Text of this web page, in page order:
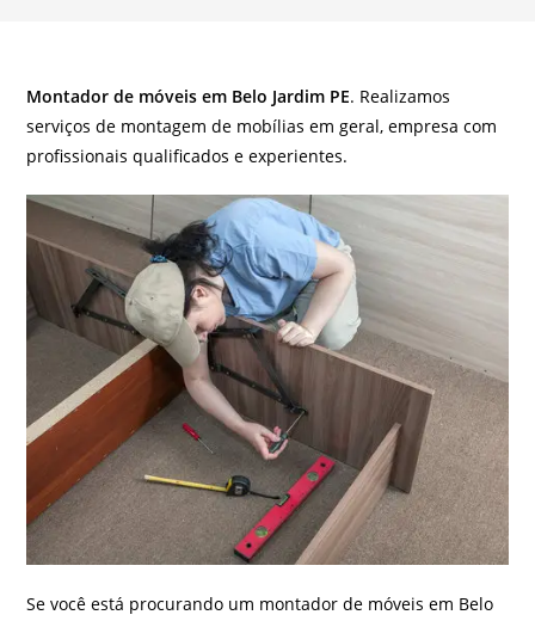
Montador de móveis em Belo Jardim PE. Realizamos
serviços de montagem de mobílias em geral, empresa com
profissionais qualificados e experientes.
Se você está procurando um montador de móveis em Belo